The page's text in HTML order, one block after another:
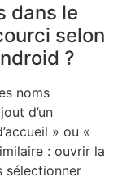
dans le
selon
?
noms
d’un
» ou «
: ouvrir la
sélectionner